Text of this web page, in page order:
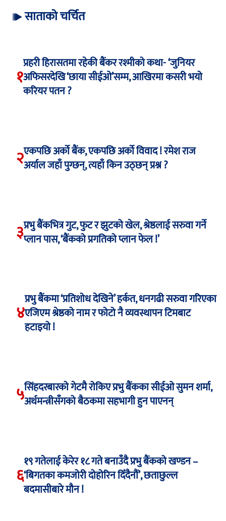
साताको चर्चित
१
प्रहरी हिरासतमा रहेकी बैंकर रश्मीको कथा- ‘जुनियर
अफिसरदेखि ‘छाया सीईओ’सम्म, आखिरमा कसरी भयो
करियर पतन ?
२एकपछि अर्को बैंक, एकपछि अर्को विवाद ! रमेश राज
अर्याल जहाँ पुग्छन्, त्यहाँ किन उठ्छन् प्रश्न ?
३प्रभु बैंकभित्र गुट, फुट र झुटको खेल, श्रेष्ठलाई सरुवा गर्ने
प्लान पास, ‘बैंकको प्रगतिको प्लान फेल !’
४
प्रभु बैंकमा ‘प्रतिशोध देखिने’ हर्कत, धनगढी सरुवा गरिएका
एजिएम श्रेष्ठको नाम र फोटो नै व्यवस्थापन टिमबाट
हटाइयो !
५सिंहदरबारको गेटमै रोकिए प्रभु बैंकका सीईओ सुमन शर्मा,
अर्थमन्त्रीसँगको बैठकमा सहभागी हुन पाएनन्
६
१९ गतेलाई केरेर १८ गते बनाउँदै प्रभु बैंकको खण्डन –
‘बिगतका कमजोरी दोहोरिन दिँदैनौं’, छताछुल्ल
बदमासीबारे मौन !